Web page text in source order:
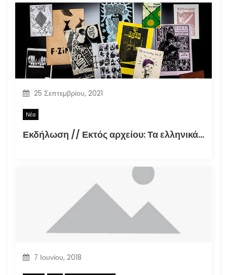
25 Σεπτεμβρίου, 2021
Νέα
Εκδήλωση // Εκτός αρχείου: Τα ελληνικά φανζίν στην εποχή της τεκμηρίωσης (30.09.2021)
7 Ιουνίου, 2018